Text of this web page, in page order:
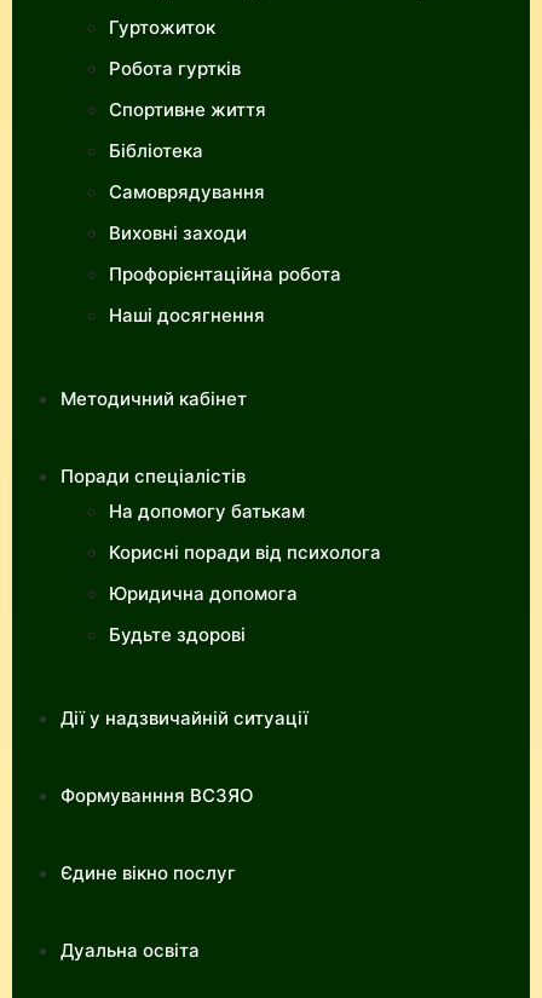
Гуртожиток
Робота гуртків
Спортивне життя
Бібліотека
Самоврядування
Виховні заходи
Профорієнтаційна робота
Наші досягнення
Методичний кабінет
Поради спеціалістів
На допомогу батькам
Корисні поради від психолога
Юридична допомога
Будьте здорові
Дії у надзвичайній ситуації
Формуванння ВСЗЯО
Єдине вікно послуг
Дуальна освіта